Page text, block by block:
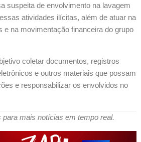
suspeita de envolvimento na lavagem
atividades ilícitas, além de atuar na
e na movimentação financeira do grupo
coletar documentos, registros
e outros materiais que possam
e responsabilizar os envolvidos no
mais notícias em tempo real.